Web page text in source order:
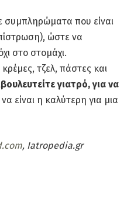
συμπληρώματα που είναι
ώστε να
στο στομάχι.
τζελ, πάστες και
γιατρό, για να
είναι η καλύτερη για μια
, Iatropedia.gr